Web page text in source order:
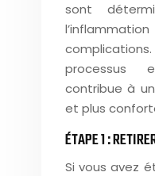
sont
processus
contribue à
et plus
ÉTAPE 1 :
Si vous avez